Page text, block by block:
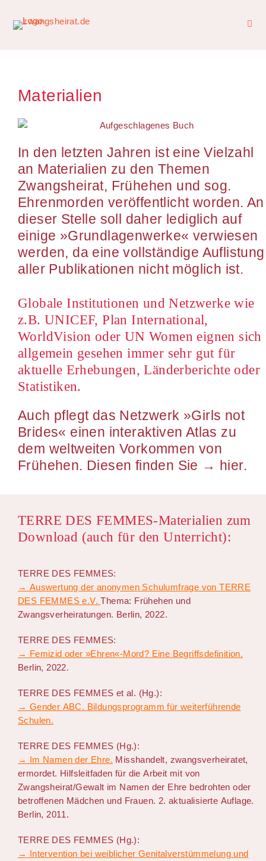
Materialien
In den letzten Jahren ist eine Vielzahl
an Materialien zu den Themen
Zwangsheirat, Frühehen und sog.
Ehrenmorden veröffentlicht worden. An
dieser Stelle soll daher lediglich auf
einige »Grundlagenwerke« verwiesen
werden, da eine vollständige Auflistung
aller Publikationen nicht möglich ist.
Globale Institutionen und Netzwerke wie
z.B. UNICEF, Plan International,
WorldVision oder UN Women eignen sich
allgemein gesehen immer sehr gut für
aktuelle Erhebungen, Länderberichte oder
Statistiken.
Auch pflegt das Netzwerk »Girls not
Brides« einen interaktiven Atlas zu
dem weltweiten Vorkommen von
Frühehen. Diesen finden Sie → hier.
TERRE DES FEMMES-Materialien zum
Download (auch für den Unterricht):
TERRE DES FEMMES:
→ Auswertung der anonymen Schulumfrage von TERRE
DES FEMMES e.V.Thema: Frühehen und
Zwangsverheiratungen. Berlin, 2022.
TERRE DES FEMMES:
→ Femizid oder »Ehren«-Mord? Eine Begriffsdefinition.
Berlin, 2022.
TERRE DES FEMMES et al. (Hg.):
→ Gender ABC. Bildungsprogramm für weiterführende
Schulen.
TERRE DES FEMMES (Hg.):
→ Im Namen der Ehre. Misshandelt, zwangsverheiratet,
ermordet. Hilfsleitfaden für die Arbeit mit von
Zwangsheirat/Gewalt im Namen der Ehre bedrohten oder
betroffenen Mädchen und Frauen. 2. aktualisierte Auflage.
Berlin, 2011.
TERRE DES FEMMES (Hg.):
→ Intervention bei weiblicher Genitalverstümmelung und